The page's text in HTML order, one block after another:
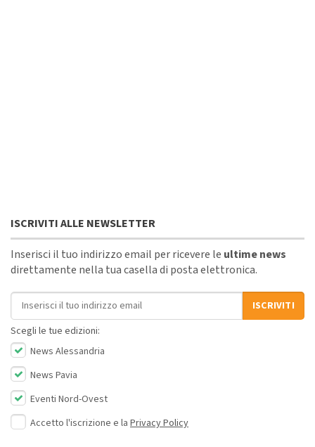
ISCRIVITI ALLE NEWSLETTER
Inserisci il tuo indirizzo email per ricevere le ultime news
direttamente nella tua casella di posta elettronica.
Indirizzo email
ISCRIVITI
Scegli le tue edizioni:
News Alessandria
News Pavia
Eventi Nord-Ovest
Accetto l'iscrizione e la Privacy Policy